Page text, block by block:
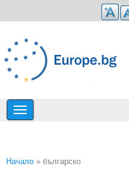
Премини към основното
Начало » българско